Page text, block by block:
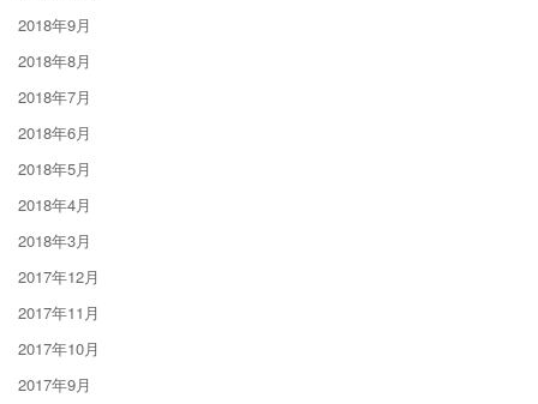
2018年9月
2018年8月
2018年7月
2018年6月
2018年5月
2018年4月
2018年3月
2017年12月
2017年11月
2017年10月
2017年9月